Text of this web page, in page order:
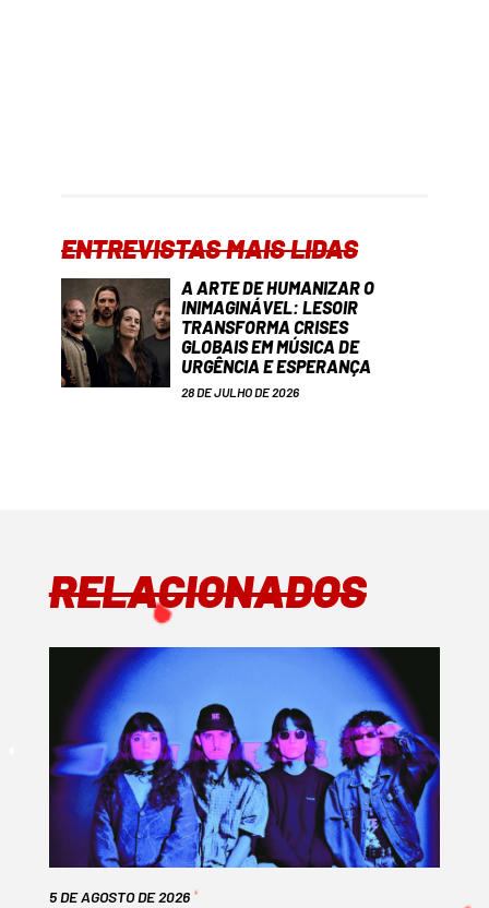
ENTREVISTAS MAIS LIDAS
A ARTE DE HUMANIZAR O
INIMAGINÁVEL: LESOIR
TRANSFORMA CRISES
GLOBAIS EM MÚSICA DE
URGÊNCIA E ESPERANÇA
28 DE JULHO DE 2026
RELACIONADOS
5 DE AGOSTO DE 2026